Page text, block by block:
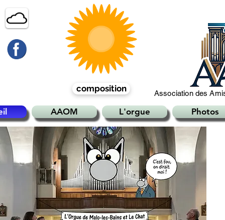
composition Association des
AAOM L'orgue Photos